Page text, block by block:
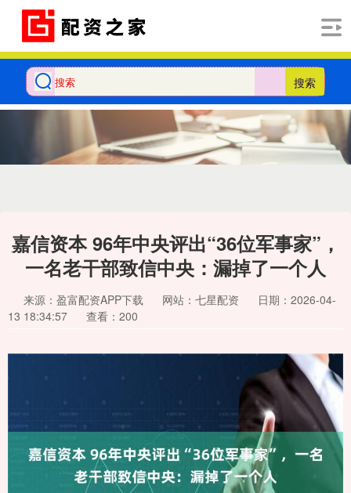
搜索
嘉信资本 96年中央评出“36位军事家”，
一名老干部致信中央：漏掉了一个人
来源：盈富配资APP下载 网站：七星配资
日期：2026-04-
13 18:34:57
查看：200